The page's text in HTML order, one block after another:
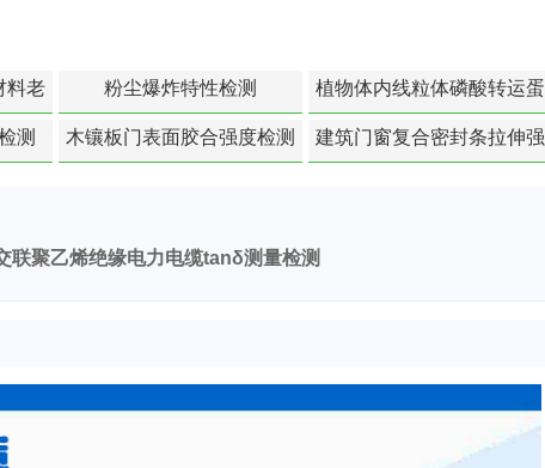
料老
型
粉尘爆炸特性检测
植物体内线粒体磷酸转运蛋
白活性检测
测 木镶板门表面胶合强度检测
建筑门窗复合密封条拉伸强
联聚乙烯绝缘电力电缆tanδ测量检测